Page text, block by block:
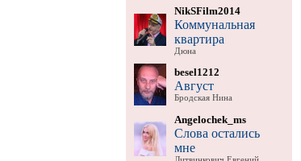
NikSFilm2014
Коммунальная
квартира
Дюна
besel1212
Август
Бродская Нина
Angelochek_ms
Слова остались
мне